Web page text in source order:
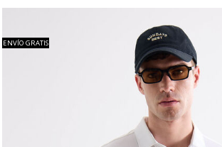
ENVÍO GRATIS